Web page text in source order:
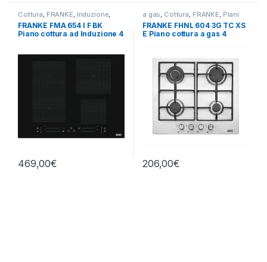
Cottura, FRANKE, Induzione,
misto,Piani Cottura
FRANKE FMA 654 I F BK
Piano cottura ad Induzione 4
469,00€
a gas, Cottura, FRANKE, Piani
Cottura
FRANKE FHNL 604 3G TC XS
E Piano cottura a gas 4
206,00€